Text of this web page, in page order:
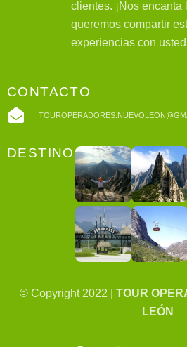
clientes. ¡Nos
queremos compartir
experiencias con
CONTACTO
DESTINOS
© Copyright 2022 | TOUR
LEÓN